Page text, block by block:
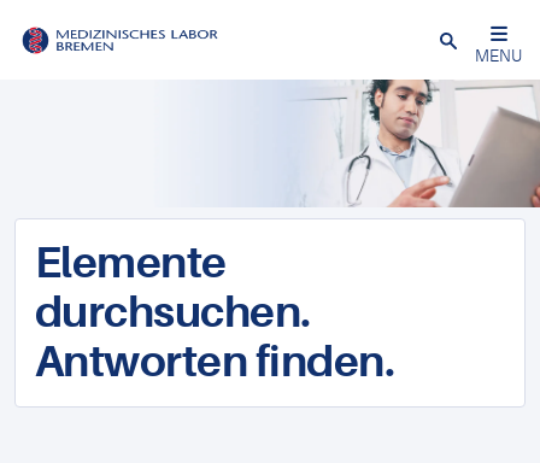
Schließen
MENU
Elemente
durchsuchen.
Antworten finden.